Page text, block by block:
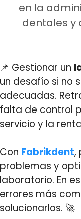
en la
dentales y
📌 Gestionar un
un desafío si no
adecuadas.
falta de control
servicio y la
Con Fabrikdent,
problemas y
laboratorio. En
errores más
solucionarlos. 🚀